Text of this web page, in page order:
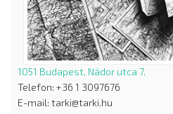
1051 Budapest, Nádor utca 7.
Telefon: +36 1 3097676
E-mail: tarki@tarki.hu